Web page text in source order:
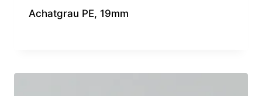
Achatgrau PE, 19mm